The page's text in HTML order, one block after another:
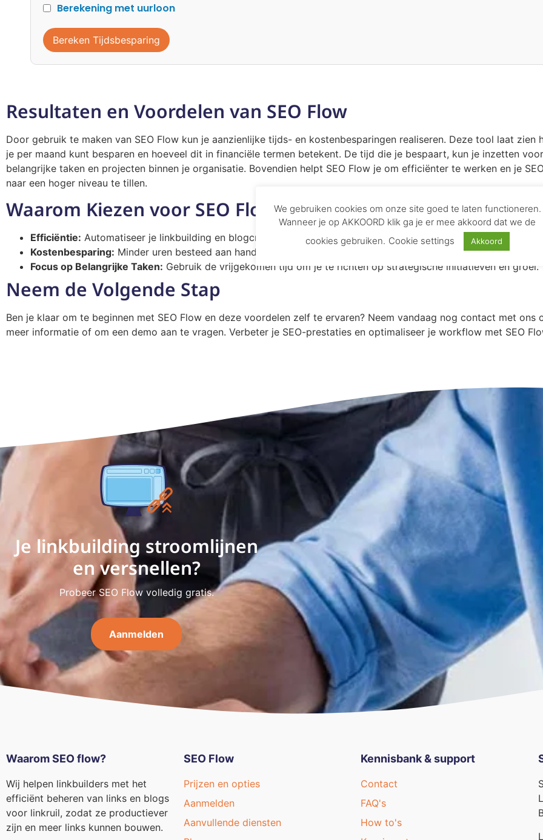
Berekening met uurloon
Bereken Tijdsbesparing
Resultaten en Voordelen van SEO Flow
Door gebruik te maken van SEO Flow kun je aanzienlijke tijds- en kostenbesparingen realiseren. Deze tool laat zien
je per maand kunt besparen en hoeveel dit in financiële termen betekent. De tijd die je bespaart, kun je inzetten
belangrijke taken en projecten binnen je organisatie. Bovendien helpt SEO Flow je om efficiënter te werken en je
naar een hoger niveau te tillen.
Waarom Kiezen voor SEO Flow?
Efficiëntie: Automatiseer je linkbuilding en blogcreatie en verminder de tijd die je aan handmatige taken
Kostenbesparing: Minder uren besteed aan handmatige taken betekent lagere arbeidskosten.
Focus op Belangrijke Taken: Gebruik de vrijgekomen tijd om je te richten op strategische initiatieven en groei.
Neem de Volgende Stap
Ben je klaar om te beginnen met SEO Flow en deze voordelen zelf te ervaren? Neem vandaag nog contact met ons
meer informatie of om een demo aan te vragen. Verbeter je SEO-prestaties en optimaliseer je workflow met SEO
Je linkbuilding stroomlijnen
en versnellen?
Probeer SEO Flow volledig gratis.
Aanmelden
Waarom SEO flow?
Wij helpen linkbuilders met het
efficiënt beheren van links en blogs
voor linkruil, zodat ze productiever
zijn en meer links kunnen bouwen.
SEO Flow
Prijzen en opties
Aanmelden
Aanvullende diensten
Kennisbank & support
Contact
FAQ's
How to's
We gebruiken cookies om onze site goed te laten functioneren.
Wanneer je op AKKOORD klik ga je er mee akkoord dat we de
cookies gebruiken. Cookie settings Akkoord